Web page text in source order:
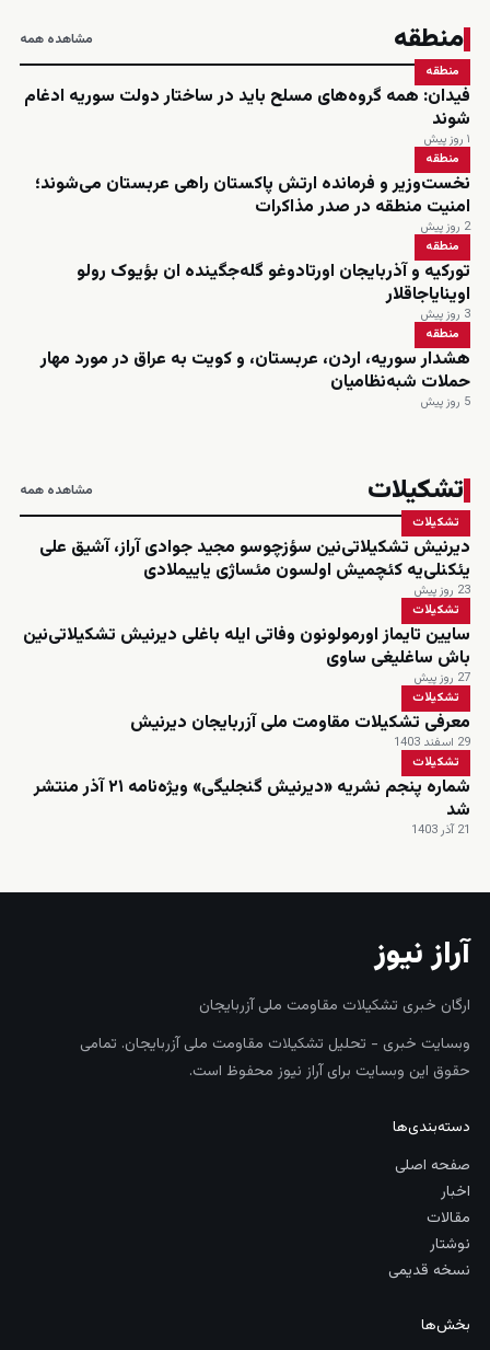
منطقه مشاهده همه
منطقه
فیدان: همه گروه‌های مسلح باید در ساختار دولت سوریه ادغام
شوند
۱ روز پیش
منطقه
نخست‌وزیر و فرمانده ارتش پاکستان راهی عربستان می‌شوند؛
امنیت منطقه در صدر مذاکرات
2 روز پیش
منطقه
تورکیه و آذربایجان اورتادوغو گله‌جگینده ان بؤیوک رولو
اوینایاجاقلار
3 روز پیش
منطقه
هشدار سوریه، اردن، عربستان، و کویت به عراق در مورد مهار
حملات شبه‌نظامیان
5 روز پیش
تشکیلات مشاهده همه
تشکیلات
دیرنیش تشکیلاتی‌نین سؤزچوسو مجید جوادی آراز، آشیق علی
یئکنلی‌یه کئچمیش اولسون مئساژی یاییملادی
23 روز پیش
تشکیلات
سایین تایماز اورمولونون وفاتی ایله باغلی دیرنیش تشکیلاتی‌نین
باش ساغلیغی ساوی
27 روز پیش
تشکیلات
معرفی تشکیلات مقاومت ملی آزربایجان دیرنیش
29 اسفند 1403
تشکیلات
شماره پنجم نشریه «دیرنیش گنجلیگی» ویژه‌نامه ۲۱ آذر منتشر
شد
21 آذر 1403
آراز نیوز
ارگان خبری تشکیلات مقاومت ملی آزربایجان
وبسایت خبری - تحلیل تشکیلات مقاومت ملی آزربایجان. تمامی
حقوق این وبسایت برای آراز نیوز محفوظ است.
دسته‌بندی‌ها
صفحه اصلی
اخبار
مقالات
نوشتار
نسخه قدیمی
بخش‌ها